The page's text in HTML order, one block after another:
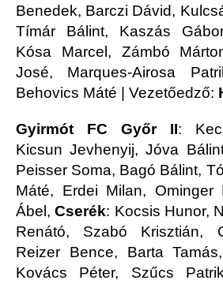
Benedek, Barczi Dávid,
Tímár Bálint, Kaszás
Kósa Marcel, Zámbó
José, Marques-Airosa
Behovics Máté | Vezetőedző:
Gyirmót FC Győr II:
Kicsun Jevhenyij, Jóva
Peisser Soma, Bagó Bálint,
Máté, Erdei Milan, Ominger
Ábel,Cserék: Kocsis Hunor,
Renátó, Szabó Krisztián,
Reizer Bence, Barta
Kovács Péter, Szűcs